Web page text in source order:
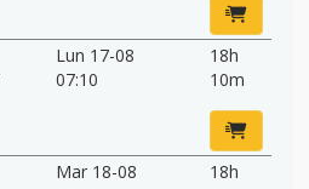
Lun 17-08
07:10
18h
10m
Mar 18-08
18h